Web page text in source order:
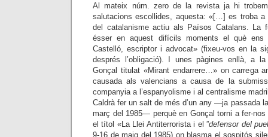
Al mateix núm. zero de la revista ja hi
salutacions escollides, aquesta: «[…] es troba a
del catalanisme actiu als Països Catalans. La
ésser en aquest difícils moments el què ens
Castelló, escriptor i advocat» (fixeu-vos en la
després l’obligació). I unes pàgines enllà, a
Gonçal titulat «Mirant endarrere…» on carrega
causada als valencians a causa de la
companyia a l’espanyolisme i al centralisme
Caldrà fer un salt de més d’un any —ja passada
març del 1985— perquè en Gonçal torni a fer-
el títol «La Llei Antiterrorista i el ”defensor del
9-16 de maig del 1985) on blasma el sospitós